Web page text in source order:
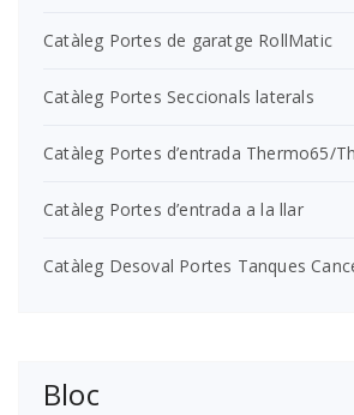
Catàleg Portes de garatge RollMatic
Catàleg Portes Seccionals laterals
Catàleg Portes d’entrada Thermo65/
Catàleg Portes d’entrada a la llar
Catàleg Desoval Portes Tanques
Bloc